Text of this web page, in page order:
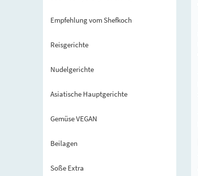
Empfehlung vom Shefkoch
Reisgerichte
Nudelgerichte
Asiatische Hauptgerichte
Gemüse VEGAN
Beilagen
Soße Extra